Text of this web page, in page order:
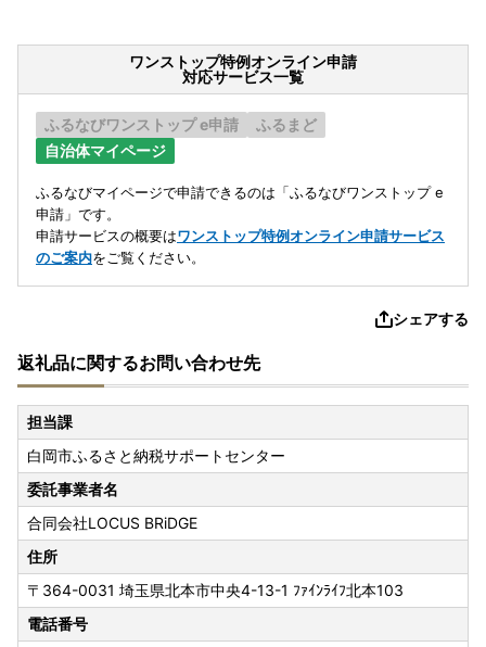
ワンストップ特例オンライン申請
対応サービス一覧
ふるなびワンストップ e申請
ふるまど
自治体マイページ
ふるなびマイページで申請できるのは「ふるなびワンストップ e
申請」です。
申請サービスの概要はワンストップ特例オンライン申請サービス
のご案内をご覧ください。
シェアする
返礼品に関するお問い合わせ先
担当課
白岡市ふるさと納税サポートセンター
委託事業者名
合同会社LOCUS BRiDGE
住所
〒364-0031 埼玉県北本市中央4-13-1 ﾌｧｲﾝﾗｲﾌ北本103
電話番号